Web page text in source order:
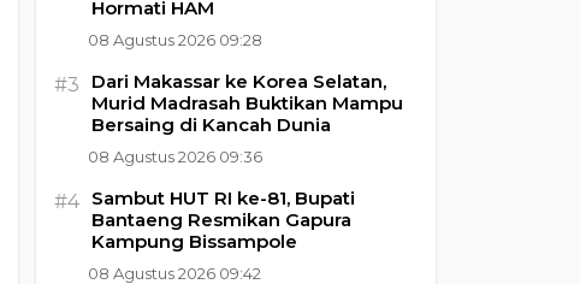
Hormati HAM
08 Agustus 2026 09:28
#3
Dari Makassar ke Korea Selatan,
Murid Madrasah Buktikan Mampu
Bersaing di Kancah Dunia
08 Agustus 2026 09:36
#4 Sambut HUT RI ke-81, Bupati
Bantaeng Resmikan Gapura
Kampung Bissampole
08 Agustus 2026 09:42